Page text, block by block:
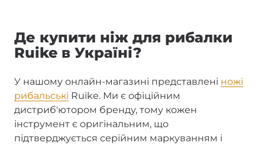
Де купити ніж для рибалки
Ruike в Україні?
У нашому онлайн-магазині представлені ножі
рибальські Ruike. Ми є офіційним
дистриб'ютором бренду, тому кожен
інструмент є оригінальним, що
підтверджується серійним маркуванням і